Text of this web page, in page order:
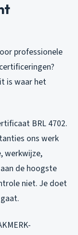
professionele
is waar het
BRL 4702.
ons werk
werkwijze,
de hoogste
niet. Je doet